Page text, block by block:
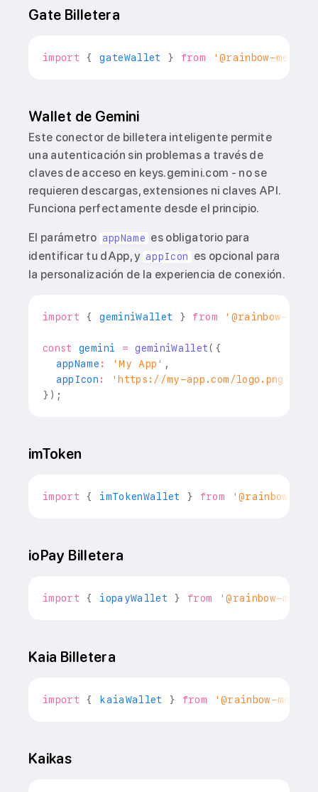
Gate Billetera
import { gateWallet } from '@rainbow-me/
Wallet de Gemini
Este conector de billetera inteligente permite
una autenticación sin problemas a través de
claves de acceso en keys.gemini.com - no se
requieren descargas, extensiones ni claves API.
Funciona perfectamente desde el principio.
El parámetro appName es obligatorio para
identificar tu dApp, y appIcon
es opcional para
la personalización de la experiencia de conexión.
import { geminiWallet } from '@rainbow-
const gemini = geminiWallet( {
  appName
: 'My App' ,
  appIcon
: 'https://my-app.com/logo.png'
} ) ;
imToken
import { imTokenWallet } from '@rainbow-
ioPay Billetera
import { iopayWallet } from '@rainbow-me/
Kaia Billetera
import { kaiaWallet } from '@rainbow-me/
Kaikas